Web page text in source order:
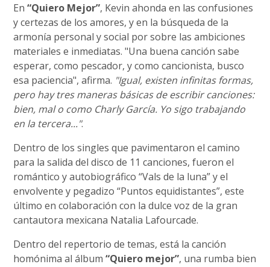
En“Quiero Mejor”, Kevin ahonda en las confusiones
y certezas de los amores, y en la búsqueda de la
armonía personal y social por sobre las ambiciones
materiales e inmediatas. "Una buena canción sabe
esperar, como pescador, y como cancionista, busco
esa paciencia", afirma. "Igual, existen infinitas formas,
pero hay tres maneras básicas de escribir canciones:
bien, mal o como Charly García. Yo sigo trabajando
en la tercera...".
Dentro de los singles que pavimentaron el camino
para la salida del disco de 11 canciones, fueron el
romántico y autobiográfico “Vals de la luna” y el
envolvente y pegadizo “Puntos equidistantes”, este
último en colaboración con la dulce voz de la gran
cantautora mexicana Natalia Lafourcade.
Dentro del repertorio de temas, está la canción
homónima al álbum“Quiero mejor”, una rumba bien